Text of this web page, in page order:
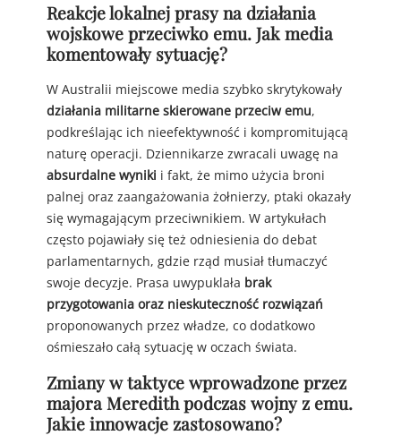
Reakcje lokalnej prasy na działania
wojskowe przeciwko emu. Jak media
komentowały sytuację?
W Australii miejscowe media szybko skrytykowały
działania militarne skierowane przeciw emu,
podkreślając ich nieefektywność i kompromitującą
naturę operacji. Dziennikarze zwracali uwagę na
absurdalne wyniki i fakt, że mimo użycia broni
palnej oraz zaangażowania żołnierzy, ptaki okazały
się wymagającym przeciwnikiem. W artykułach
często pojawiały się też odniesienia do debat
parlamentarnych, gdzie rząd musiał tłumaczyć
swoje decyzje. Prasa uwypuklała brak
przygotowania oraz nieskuteczność rozwiązań
proponowanych przez władze, co dodatkowo
ośmieszało całą sytuację w oczach świata.
Zmiany w taktyce wprowadzone przez
majora Meredith podczas wojny z emu.
Jakie innowacje zastosowano?